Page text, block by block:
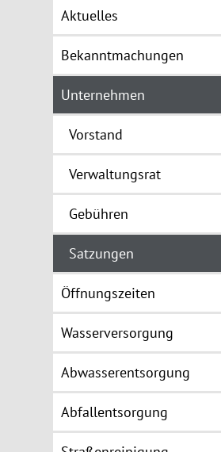
Aktuelles
Bekanntmachungen
Unternehmen
Vorstand
Verwaltungsrat
Gebühren
Satzungen
Öffnungszeiten
Wasserversorgung
Abwasserentsorgung
Abfallentsorgung